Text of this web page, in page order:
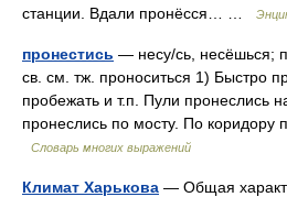
станции. Вдали пронёсся… …
пронестись — несу/сь, несёшься;
св. см. тж. проноситься 1) Быстро
пробежать и т.п. Пули пронеслись
пронеслись по мосту. По коридору
Словарь многих выражений
Климат Харькова — Общая